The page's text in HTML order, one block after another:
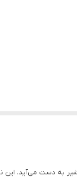
به دست می‌آید.